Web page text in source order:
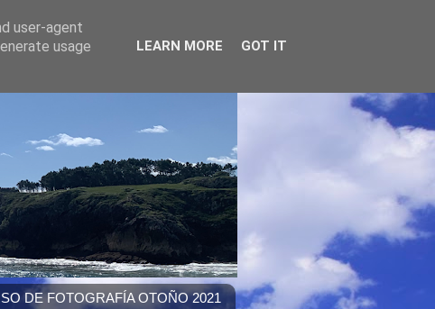
DE FOTOGRAFÍA OTOÑO 2021
user-agent
usage
LEARN MORE GOT IT